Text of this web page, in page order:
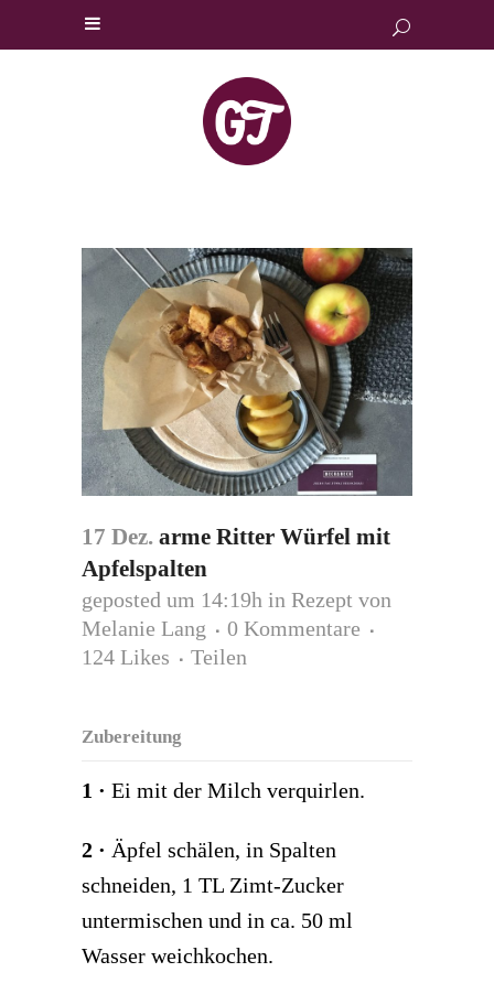
17 Dez. arme Ritter Würfel mit
Apfelspalten
geposted um 14:19h in Rezept von
Melanie Lang
0 Kommentare
124 Likes Teilen
Zubereitung
1 · Ei mit der Milch verquirlen.
2 · Äpfel schälen, in Spalten
schneiden, 1 TL Zimt-Zucker
untermischen und in ca. 50 ml
Wasser weichkochen.